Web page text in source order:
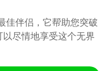
佳伴侣，它帮助您突破
尽情地享受这个无界